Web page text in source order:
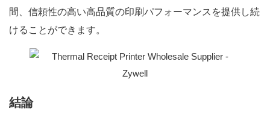
間、信頼性の高い高品質の印刷パフォーマンスを提供し続
けることができます。
結論